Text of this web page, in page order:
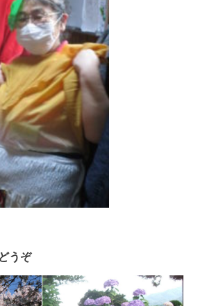
うぞ